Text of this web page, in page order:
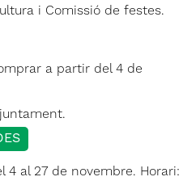
i Comissió de festes.
a partir del 4 de
4 al 27 de novembre. Horari: